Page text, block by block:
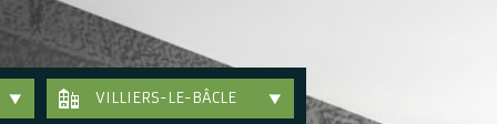
VILLIERS-LE-BÂCLE